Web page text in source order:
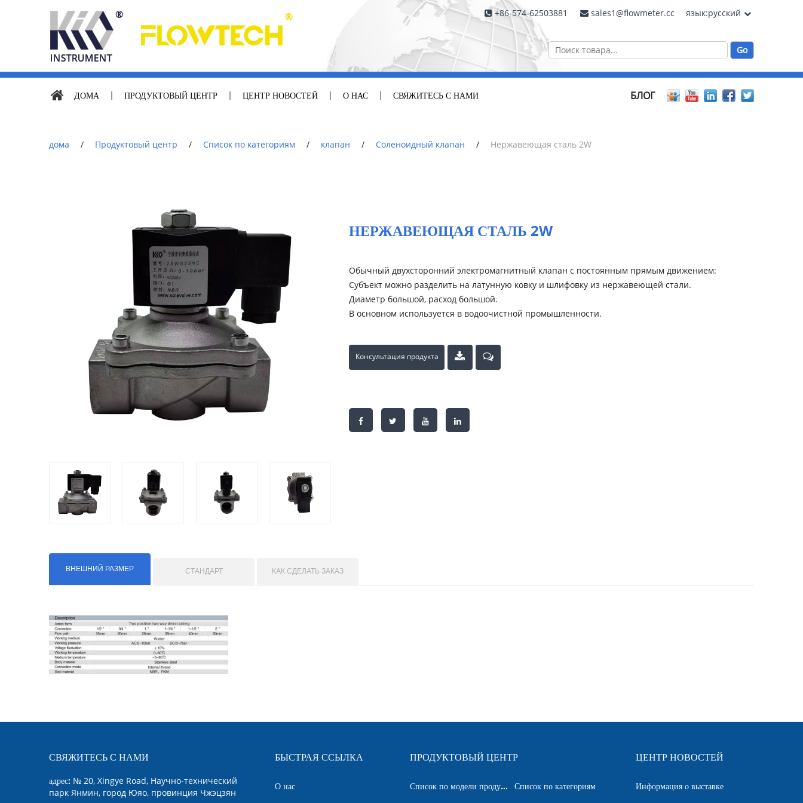
+86-574-62503881 sales1@flowmeter.cc язык:русский
ДОМА ПРОДУКТОВЫЙ ЦЕНТР ЦЕНТР НОВОСТЕЙ О НАС СВЯЖИТЕСЬ С НАМИ БЛОГ
дома / Продуктовый центр / Список по категориям / клапан / Соленоидный клапан / Нержавеющая сталь 2W
НЕРЖАВЕЮЩАЯ СТАЛЬ 2W
Обычный двухсторонний электромагнитный клапан с постоянным прямым движением:
Субъект можно разделить на латунную ковку и шлифовку из нержавеющей стали.
Диаметр большой, расход большой.
В основном используется в водоочистной промышленности.
Консультация продукта
ВНЕШНИЙ РАЗМЕР СТАНДАРТ КАК СДЕЛАТЬ ЗАКАЗ
СВЯЖИТЕСЬ С НАМИ
адрес: № 20, Xingye Road, Научно-технический
парк Янмин, город Юяо, провинция Чжэцзян
БЫСТРАЯ ССЫЛКА
О нас
ПРОДУКТОВЫЙ ЦЕНТР
Список по модели продукта Список по категориям
ЦЕНТР НОВОСТЕЙ
Информация о выставке